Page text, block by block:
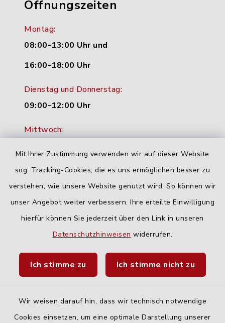
Mit Ihrer Zustimmung verwenden wir auf dieser Website
sog. Tracking-Cookies, die es uns ermöglichen besser zu
verstehen, wie unsere Website genutzt wird. So können wir
unser Angebot weiter verbessern. Ihre erteilte Einwilligung
hierfür können Sie jederzeit über den Link in unseren
Datenschutzhinweisen widerrufen.
Ich stimme zu Ich stimme nicht zu
Wir weisen darauf hin, dass wir technisch notwendige
Cookies einsetzen, um eine optimale Darstellung unserer
Öffnungszeiten
Montag:
08:00-13:00 Uhr und
16:00-18:00 Uhr
Dienstag und Donnerstag:
09:00-12:00 Uhr
Mittwoch:
Freitag:
geschlossen
Quicklinks
Fahrplanauskunft DING